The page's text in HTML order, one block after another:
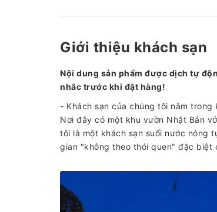
Giới thiệu khách sạn
Nội dung sản phẩm được dịch tự
nhắc trước khi đặt hàng!
- Khách sạn của chúng tôi nằm
Nơi đây có một khu vườn Nhật Bản
tôi là một khách sạn suối nước nóng
gian "không theo thói quen" đặc biệt